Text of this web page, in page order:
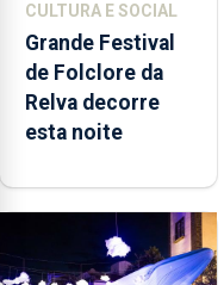
CULTURA E SOCIAL
Grande Festival
de Folclore da
Relva decorre
esta noite